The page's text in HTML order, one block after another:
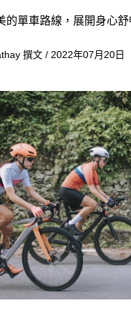
的單車路線，展開身心
撰文 / 2022年07月20日